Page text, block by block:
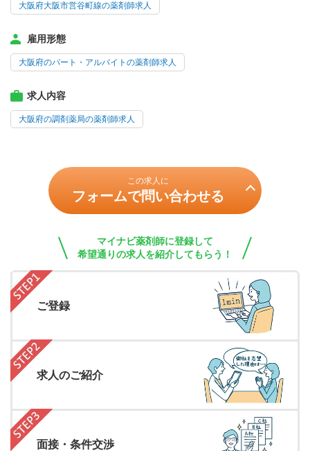
大阪府大阪市営谷町線の薬剤師求人
雇用形態
大阪府のパート・アルバイトの薬剤師求人
求人内容
大阪府の調剤薬局の薬剤師求人
この求人に
フォームで問い合わせる
マイナビ薬剤師に登録して
希望通りの求人を紹介してもらう！
ご登録
求人のご紹介
面接・条件交渉